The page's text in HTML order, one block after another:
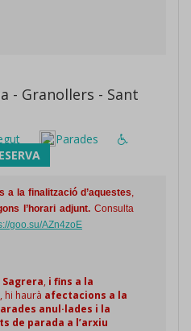
- Granollers - Sant
Parades
a la finalització d’aquestes,
l’horari adjunt.Consulta
goo.su/AZn4zoE
Sagrera, i fins a la
, hi haurà afectacions a la
anul·lades i la
de parada a l’arxiu